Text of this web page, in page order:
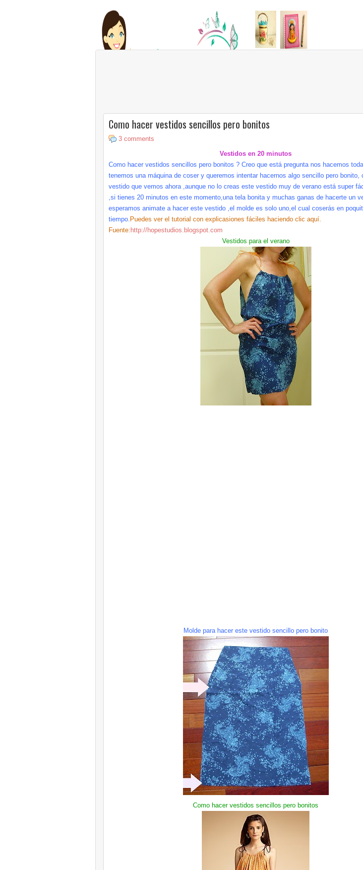
Como hacer vestidos sencillos pero bonitos
3 comments
Vestidos en 20 minutos
Como hacer vestidos sencillos pero bonitos ? Creo que está pregunta nos hacemos
tenemos una máquina de coser y queremos intentar hacernos algo sencillo pero bonito,
vestido que vemos ahora ,aunque no lo creas este vestido muy de verano está super
,si tienes 20 minutos en este momento,una tela bonita y muchas ganas de hacerte un
esperamos animate a hacer este vestido ,el molde es solo uno,el cual coserás en
tiempo. Puedes ver el tutorial con explicasiones fáciles haciendo clic aquí.
Fuente: http://hopestudios.blogspot.com
Vestidos para el verano
Molde para hacer este vestido sencillo pero bonito
Como hacer vestidos sencillos pero bonitos